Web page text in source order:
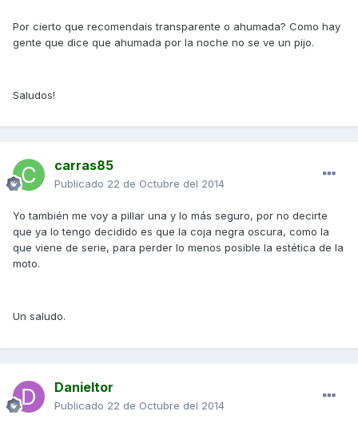
Por cierto que recomendais transparente o ahumada? Como hay
gente que dice que ahumada por la noche no se ve un pijo.
Saludos!
carras85
Publicado 22 de Octubre del 2014
Yo también me voy a pillar una y lo más seguro, por no decirte
que ya lo tengo decidido es que la coja negra oscura, como la
que viene de serie, para perder lo menos posible la estética de la
moto.
Un saludo.
Danieltor
Publicado 22 de Octubre del 2014